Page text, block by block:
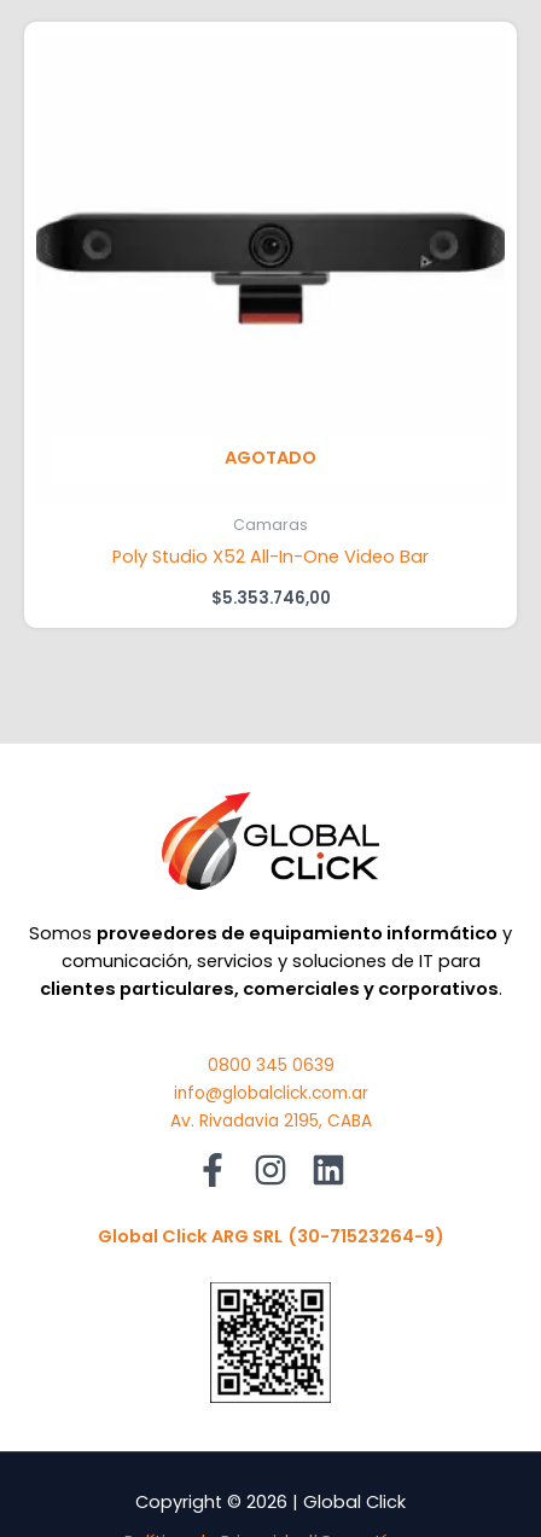
AGOTADO
Camaras
Poly Studio X52 All-In-One Video Bar
$5.353.746,00
Somos proveedores de equipamiento informático y
comunicación, servicios y soluciones de IT para
clientes particulares, comerciales y corporativos.
0800 345 0639
info@globalclick.com.ar
Av. Rivadavia 2195, CABA
Global Click ARG SRL (30-71523264-9)
Copyright © 2026 | Global Click